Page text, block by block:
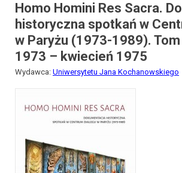
Homo Homini Res Sacra.
historyczna spotkań w
w Paryżu (1973-1989).
1973 – kwiecień 1975
Wydawca: Uniwersytetu Jana Kochanowskiego